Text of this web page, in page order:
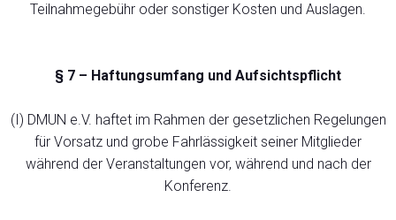
Teilnahmegebühr oder sonstiger Kosten und Auslagen.
§ 7 – Haftungsumfang und Aufsichtspflicht
(I) DMUN e.V. haftet im Rahmen der gesetzlichen Regelungen
für Vorsatz und grobe Fahrlässigkeit seiner Mitglieder
während der Veranstaltungen vor, während und nach der
Konferenz.